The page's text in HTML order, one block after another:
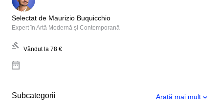
Selectat de Maurizio Buquicchio
Expert în Artă Modernă și Contemporană
Vândut la 78 €
Subcategorii Arată mai mult